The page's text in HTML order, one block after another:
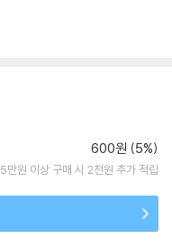
600원 (5%)
5만원 이상 구매 시 2천원 추가 적립